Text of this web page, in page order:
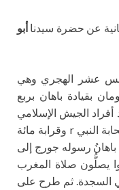
عن حضرة سيدناأبو
عشر الهجري وهي
بقيادة باهان بربع
أفراد الجيش الإسلامي
ثلاثين ألف نفر تقريبا، منهم ألف من صحابة النبي r وقرابة مائة
رسوله جورج إلى
يصلُّون صلاة المغرب
السجدة. ثم طرح على